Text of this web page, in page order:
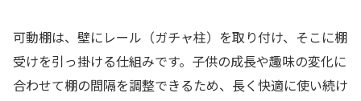
可動棚は、壁にレール（ガチャ柱）を取り付け、そこに棚
受けを引っ掛ける仕組みです。子供の成長や趣味の変化に
合わせて棚の間隔を調整できるため、長く快適に使い続け